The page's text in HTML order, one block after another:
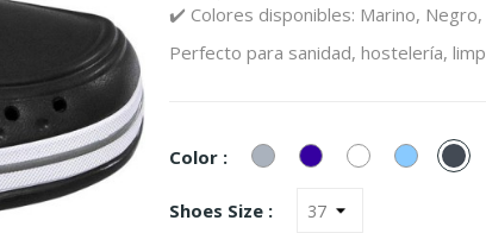
✔️ Colores disponibles: Marino, Negro,
Perfecto para sanidad, hostelería,
Color : Gris MarinhoBlancoAzul
Celeste
Shoes Size :